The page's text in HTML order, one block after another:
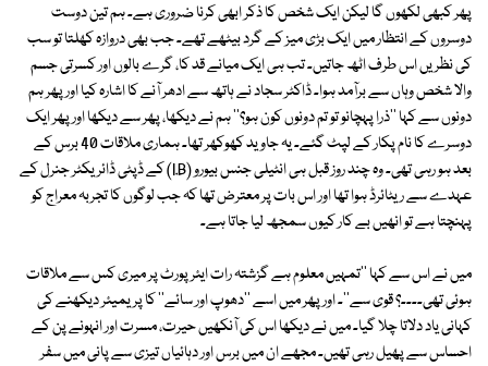
پھر کبھی لکھوں گا لیکن ایک شخص کا ذکر ابھی کرنا ضروری ہے۔ ہم تین دوست
دوسروں کے انتظار میں ایک بڑی میز کے گرد بیٹھے تھے۔ جب بھی دروازہ کھلتا تو سب
کی نظریں اس طرف اٹھ جاتیں۔ تب ہی ایک میانے قد کا، گرے بالوں اور کسرتی جسم
والا شخص وہاں سے برآمد ہوا۔ ڈاکٹر سجاد نے ہاتھ سے ادھر آنے کا اشارہ کیا اور پھر ہم
دونوں سے کہا ''ذرا پہچانو تو تم دونوں کون ہو؟'' ہم نے دیکھا، پھر سے دیکھا اور پھر ایک
دوسرے کا نام پکار کے لپٹ گئے۔ یہ جاوید کھوکھر تھا۔ ہماری ملاقات 40 برس کے
بعد ہو رہی تھی۔ وہ چند روز قبل ہی انٹیلی جنس بیورو (I.B) کے ڈپٹی ڈائریکٹر جنرل کے
عہدے سے ریٹائرڈ ہوا تھا اور اس بات پر معترض تھا کہ جب لوگوں کا تجربہ معراج کو
پہنچتا ہے تو انھیں بے کار کیوں سمجھ لیا جاتا ہے۔
میں نے اس سے کہا ''تمہیں معلوم ہے گزشتہ رات ایئرپورٹ پر میری کس سے ملاقات
ہوئی تھی۔۔۔۔؟ قوی سے''۔ اور پھر میں اسے ''دھوپ اور سائے'' کا پریمیئر دیکھنے کی
کہانی یاد دلاتا چلا گیا۔ میں نے دیکھا اس کی آنکھیں حیرت، مسرت اور انہونے پن کے
احساس سے پھیل رہی تھیں۔ مجھے ان میں برس اور دہائیاں تیزی سے پانی میں سفر